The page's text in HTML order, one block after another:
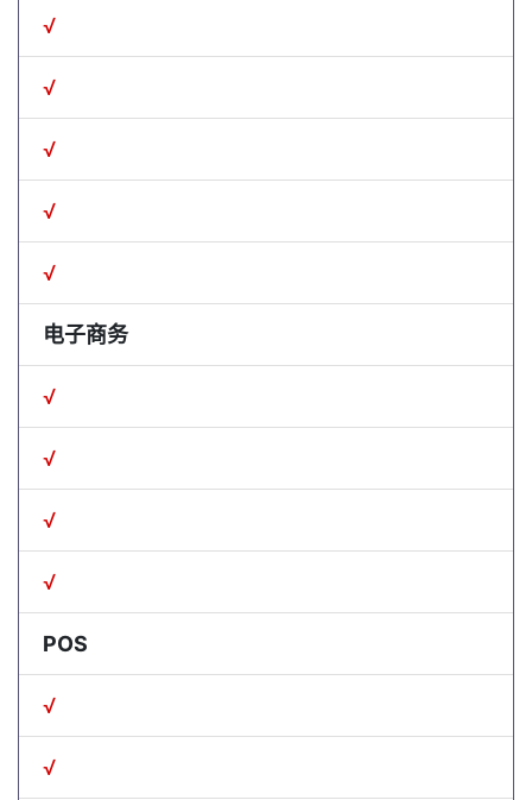
√
√
√
√
√
电子商务
√
√
√
√
POS
√
√